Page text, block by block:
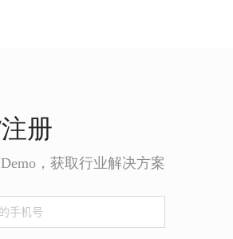
册
，获取行业解决方案